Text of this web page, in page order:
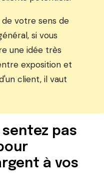
votre sens de
si vous
une idée très
exposition et
client, il vaut
sentez pas
à vos